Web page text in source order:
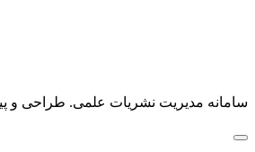
سامانه مدیریت نشریات علمی. طراحی و